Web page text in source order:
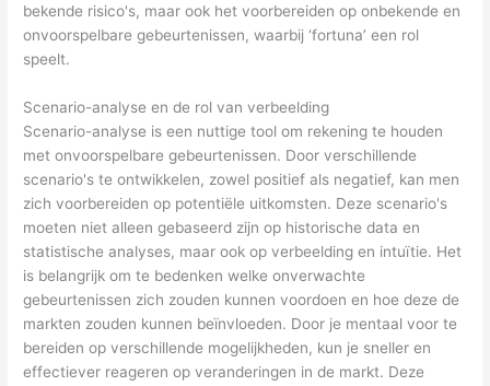
bekende risico's, maar ook het voorbereiden op onbekende en
onvoorspelbare gebeurtenissen, waarbij ‘fortuna’ een rol
speelt.
Scenario-analyse en de rol van verbeelding
Scenario-analyse is een nuttige tool om rekening te houden
met onvoorspelbare gebeurtenissen. Door verschillende
scenario's te ontwikkelen, zowel positief als negatief, kan men
zich voorbereiden op potentiële uitkomsten. Deze scenario's
moeten niet alleen gebaseerd zijn op historische data en
statistische analyses, maar ook op verbeelding en intuïtie. Het
is belangrijk om te bedenken welke onverwachte
gebeurtenissen zich zouden kunnen voordoen en hoe deze de
markten zouden kunnen beïnvloeden. Door je mentaal voor te
bereiden op verschillende mogelijkheden, kun je sneller en
effectiever reageren op veranderingen in de markt. Deze